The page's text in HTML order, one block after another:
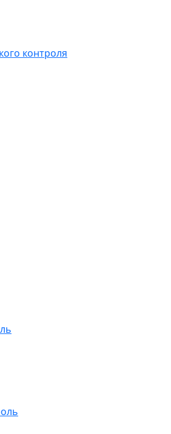
контроля